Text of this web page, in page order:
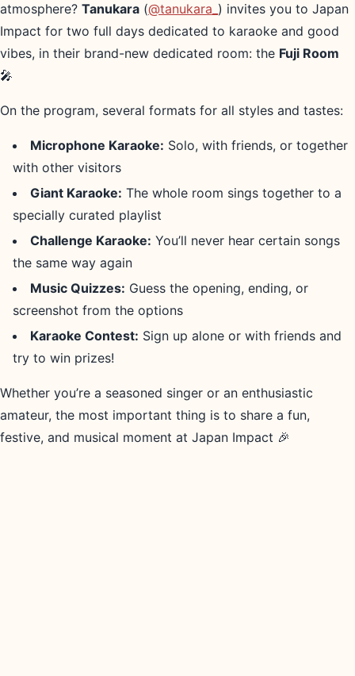
atmosphere? Tanukara (@tanukara_ ) invites you to Japan
Impact for two full days dedicated to karaoke and good
vibes, in their brand-new dedicated room: the Fuji Room
🎤
On the program, several formats for all styles and tastes:
Microphone Karaoke: Solo, with friends, or together
with other visitors
Giant Karaoke: The whole room sings together to a
specially curated playlist
Challenge Karaoke: You’ll never hear certain songs
the same way again
Music Quizzes: Guess the opening, ending, or
screenshot from the options
Karaoke Contest: Sign up alone or with friends and
try to win prizes!
Whether you’re a seasoned singer or an enthusiastic
amateur, the most important thing is to share a fun,
festive, and musical moment at Japan Impact 🎉